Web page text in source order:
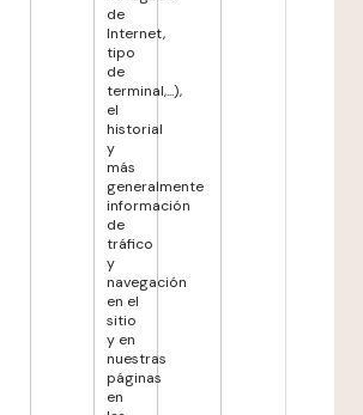
de
Internet,
tipo
de
terminal,...),
el
historial
y
más
generalmente
información
de
tráfico
y
navegación
en el
sitio
y en
nuestras
páginas
en